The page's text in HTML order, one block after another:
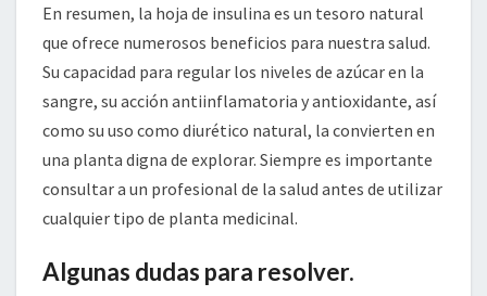
En resumen, la hoja de insulina es un tesoro natural
que ofrece numerosos beneficios para nuestra salud.
Su capacidad para regular los niveles de azúcar en la
sangre, su acción antiinflamatoria y antioxidante, así
como su uso como diurético natural, la convierten en
una planta digna de explorar. Siempre es importante
consultar a un profesional de la salud antes de utilizar
cualquier tipo de planta medicinal.
Algunas dudas para resolver.